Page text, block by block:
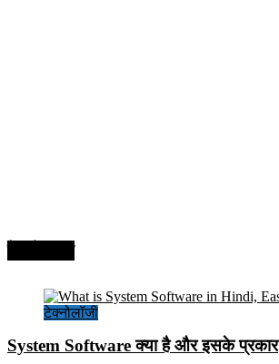
टेक्नोलॉजी
System Software क्या है और इसके प्रकार